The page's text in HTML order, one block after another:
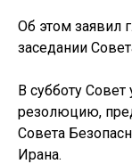
Об этом заявил
заседании
В субботу
резолюцию,
Совета
Ирана.